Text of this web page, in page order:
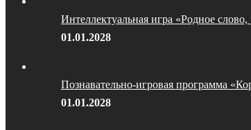
Интеллектуальная игра «Родное слово,
01.01.2028
Познавательно-игровая программа
01.01.2028